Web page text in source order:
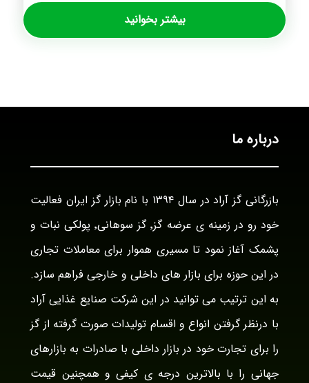
بیشتر بخوانید
درباره ما
بازرگانی گز آراد در سال ۱۳۹۴ با نام بازار گز ایران فعالیت
خود رو در زمینه ی عرضه گز٬ گز سوهانی٬ پولکی نبات و
پشمک آغاز نمود تا مسیری هموار برای معاملات تجاری
در این حوزه برای بازار های داخلی و خارجی فراهم سازد.
به این ترتیب می توانید در این شرکت صنایع غذایی آراد
با درنظر گرفتن انواع و اقسام تولیدات صورت گرفته از گز
را برای تجارت خود در بازار داخلی با صادرات به بازارهای
جهانی را با بالاترین درجه ی کیفی و همچنین قیمت